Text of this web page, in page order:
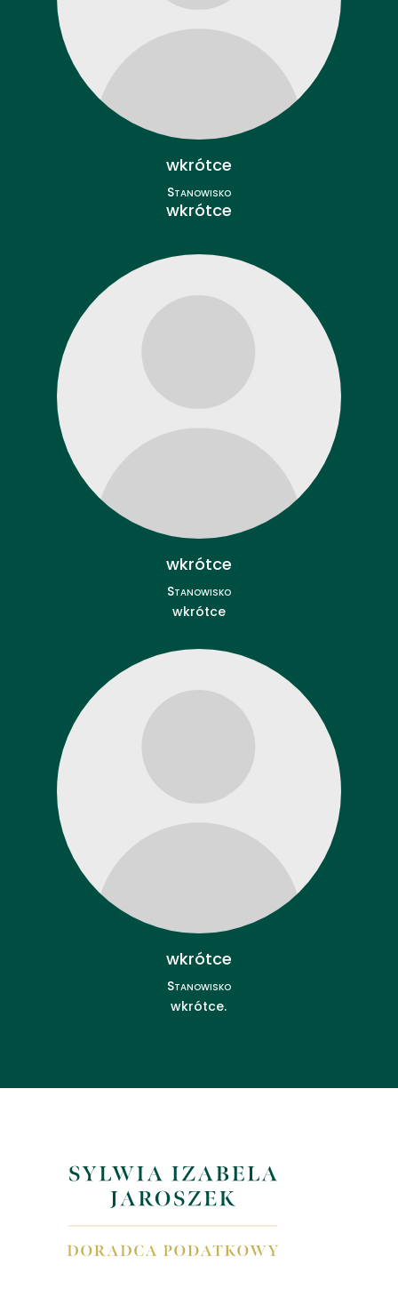
wkrótce
Stanowisko
wkrótce
wkrótce
Stanowisko
wkrótce
wkrótce
Stanowisko
wkrótce.